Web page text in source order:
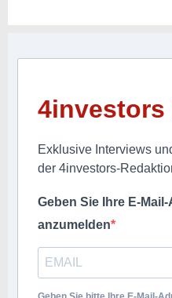
4investors
Exklusive Interviews
der 4investors-
Geben Sie Ihre E-
anzumelden